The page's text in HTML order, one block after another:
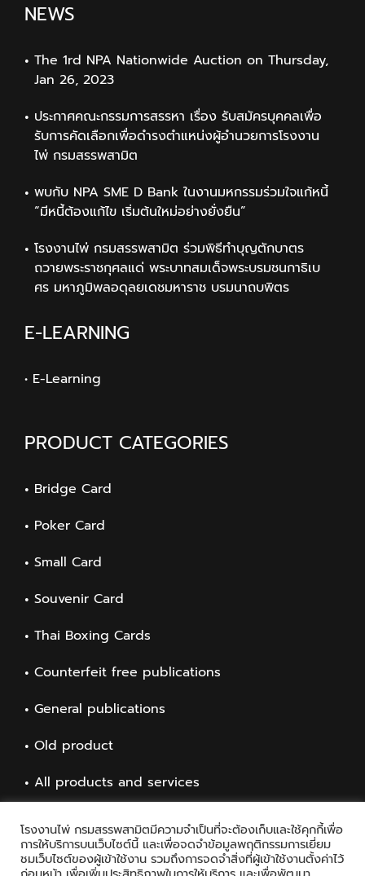
NEWS
The 1rd NPA Nationwide Auction on Thursday,
Jan 26, 2023
ประกาศคณะกรรมการสรรหา เรื่อง รับสมัครบุคคลเพื่อ
รับการคัดเลือกเพื่อดำรงตำแหน่งผู้อำนวยการโรงงาน
ไพ่ กรมสรรพสามิต
พบกับ NPA SME D Bank ในงานมหกรรมร่วมใจแก้หนี้
“มีหนี้ต้องแก้ไข เริ่มต้นใหม่อย่างยั่งยืน”
โรงงานไพ่ กรมสรรพสามิต ร่วมพิธีทำบุญตักบาตร
ถวายพระราชกุศลแด่ พระบาทสมเด็จพระบรมชนกาธิเบ
ศร มหาภูมิพลอดุลยเดชมหาราช บรมนาถบพิตร
E-LEARNING
• E-Learning
PRODUCT CATEGORIES
Bridge Card
Poker Card
Small Card
Souvenir Card
Thai Boxing Cards
Counterfeit free publications
General publications
Old product
All products and services
โรงงานไพ่ กรมสรรพสามิตมีความจำเป็นที่จะต้องเก็บและใช้คุกกี้เพื่อ
การให้บริการบนเว็บไซต์นี้ และเพื่อจดจำข้อมูลพฤติกรรมการเยี่ยม
ชมเว็บไซต์ของผู้เข้าใช้งาน รวมถึงการจดจำสิ่งที่ผู้เข้าใช้งานตั้งค่าไว้